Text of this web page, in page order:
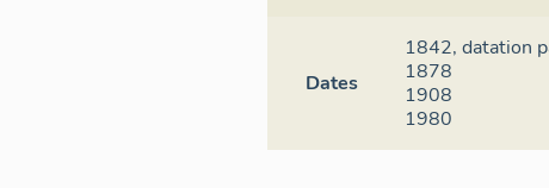
Dates
1842,datation
1878
1908
1980